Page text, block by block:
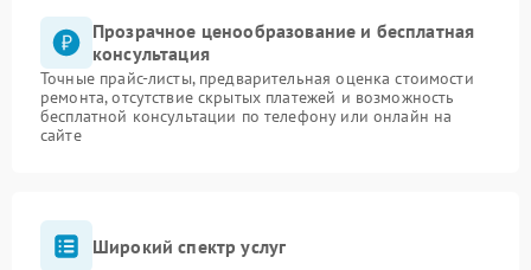
Прозрачное ценообразование и бесплатная
консультация
Точные прайс-листы, предварительная оценка стоимости
ремонта, отсутствие скрытых платежей и возможность
бесплатной консультации по телефону или онлайн на
сайте
Широкий спектр услуг